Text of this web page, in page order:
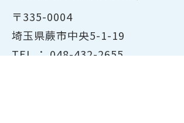
〒335-0004
埼玉県蕨市中央5-1-19
TEL ： 048-432-2655